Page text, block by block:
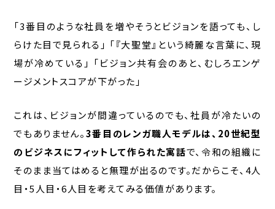
「3番目のような社員を増やそうとビジョンを語っても、し
らけた目で見られる」 「『大聖堂』という綺麗な言葉に、現
場が冷めている」 「ビジョン共有会のあと、むしろエンゲ
ージメントスコアが下がった」
これは、ビジョンが間違っているのでも、社員が冷たいの
でもありません。3番目のレンガ職人モデルは、20世紀型
のビジネスにフィットして作られた寓話で、令和の組織に
そのまま当てはめると無理が出るのです。だからこそ、4人
目・5人目・6人目を考えてみる価値があります。